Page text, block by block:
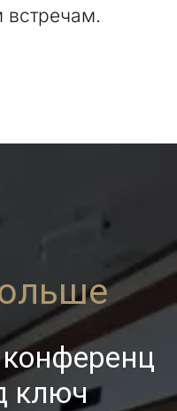
встречам.
ключ